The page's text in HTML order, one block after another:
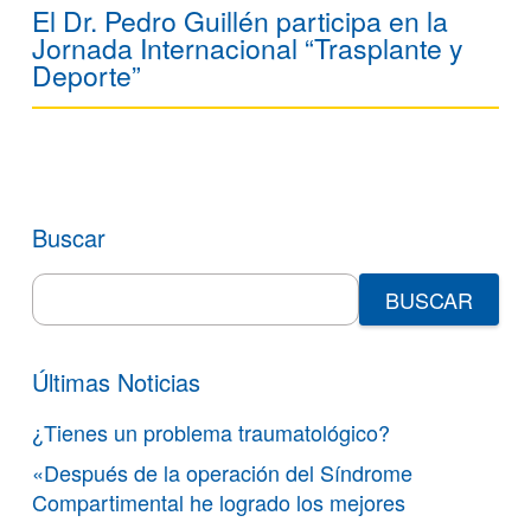
El Dr. Pedro Guillén participa en la
Jornada Internacional “Trasplante y
Deporte”
Buscar
Search
for:
Últimas Noticias
¿Tienes un problema traumatológico?
«Después de la operación del Síndrome
Compartimental he logrado los mejores